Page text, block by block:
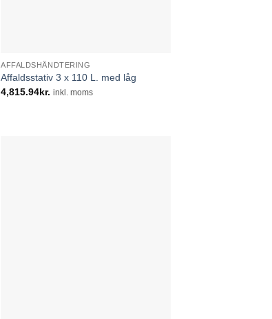
AFFALDSHÅNDTERING
Affaldsstativ 3 x 110 L. med låg
4,815.94kr. inkl. moms